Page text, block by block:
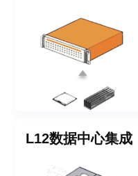
L12数据中心集成